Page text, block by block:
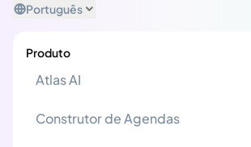
Português
Produto
Atlas AI
Construtor de Agendas